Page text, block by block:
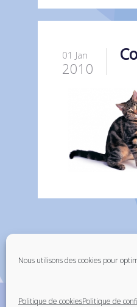
Nous utilisons des cookies pour
Politique de cookiesPolitique de
01 Jan
2010